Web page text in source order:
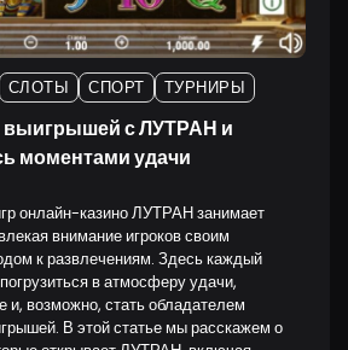
СЛОТЫ СПОРТ ТУРНИРЫ
выигрышей с ЛУТРАН и
моментами удачи
онлайн-казино ЛУТРАН занимает
внимание игроков своим
к развлечениям. Здесь каждый
в атмосферу удачи,
и, возможно, стать обладателем
В этой статье мы расскажем о